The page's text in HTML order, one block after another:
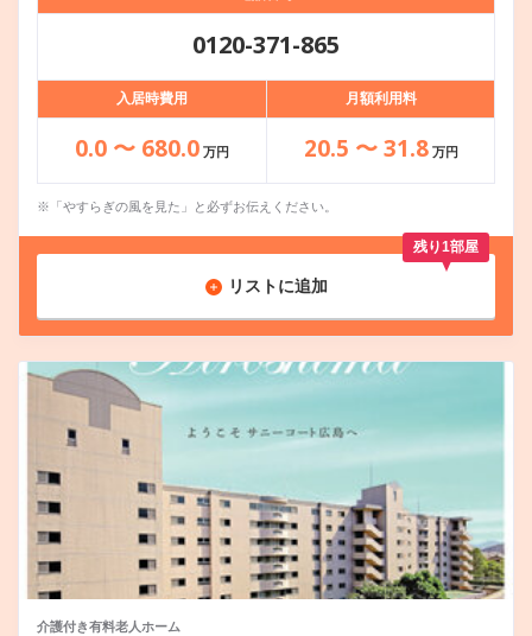
0120-371-865
入居時費用 月額利用料
0.0 〜 680.0 万円 20.5 〜 31.8 万円
※「やすらぎの風を見た」と必ずお伝えください。
リストに追加
残り1部屋
介護付き有料老人ホーム